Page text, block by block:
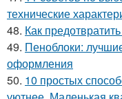
технические
48. Как
49. Пеноблоки:
оформления
50. 10 простых